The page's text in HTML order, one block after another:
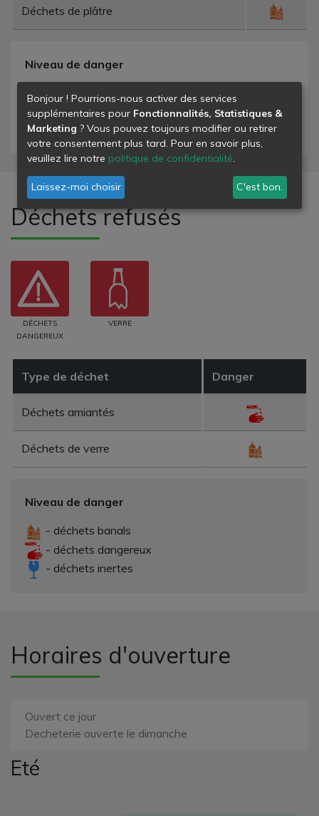
Déchets de plâtre
Niveau de danger
- déchets banals
- déchets dangereux
- déchets inertes
Déchets refusés
Type de déchet Danger
Déchets amiantés
Déchets de verre
Niveau de danger
- déchets banals
- déchets dangereux
- déchets inertes
DÉCHETS
DANGEREUX
VERRE
Horaires d'ouverture
Ouvert ce jour
Decheterie ouverte le dimanche
Eté
Bonjour ! Pourrions-nous activer des services
supplémentaires pour Fonctionnalités, Statistiques &
Marketing ? Vous pouvez toujours modifier ou retirer
votre consentement plus tard. Pour en savoir plus,
veuillez lire notre politique de confidentialité.
Laissez-moi choisir C'est bon.